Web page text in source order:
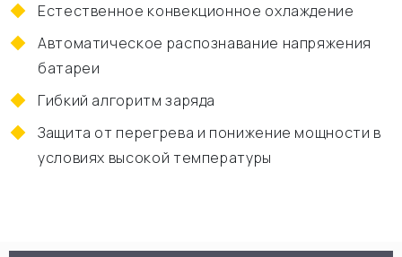
Естественное конвекционное охлаждение
Автоматическое распознавание напряжения
батареи
Гибкий алгоритм заряда
Защита от перегрева и понижение мощности в
условиях высокой температуры